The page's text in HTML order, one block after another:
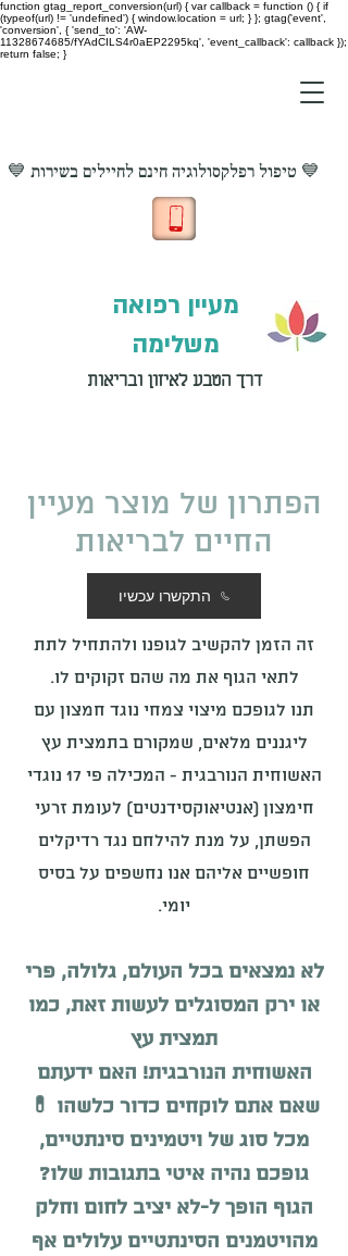
function gtag_report_conversion(url) { var callback = function () { if
(typeof(url) != 'undefined') { window.location = url; } }; gtag('event',
'conversion', { 'send_to': 'AW-
11328674685/fYAdCILS4r0aEP2295kq', 'event_callback': callback });
return false; }
💙 טיפול רפלקסולוגיה חינם לחיילים בשירות 💙
מעיין רפואה
משלימה
דרך הטבע לאיזון ובריאות
הפתרון של מוצר מעיין
החיים לבריאות
התקשרו עכשיו
זה הזמן להקשיב לגופנו ולהתחיל לתת
לתאי הגוף את מה שהם זקוקים לו.
תנו לגופכם מיצוי צמחי נוגד חמצון עם
ליגננים מלאים, שמקורם בתמצית עץ
האשוחית הנורבגית - המכילה פי 17 נוגדי
חימצון (אנטיאוקסידנטים) לעומת זרעי
הפשתן, על מנת להילחם נגד רדיקלים
חופשיים אליהם אנו נחשפים על בסיס
יומי.
לא נמצאים בכל העולם, גלולה, פרי
או ירק המסוגלים לעשות זאת, כמו
תמצית עץ
האשוחית הנורבגית! האם ידעתם
שאם אתם לוקחים כדור כלשהו 💊
מכל סוג של ויטמינים סינתטיים,
גופכם נהיה איטי בתגובות שלו?
הגוף הופך ל-לא יציב לחום וחלק
מהויטמנים הסינתטיים עלולים אף